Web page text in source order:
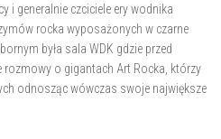
i generalnie czciciele ery wodnika
rocka wyposażonych w czarne
była sala WDK gdzie przed
rozmowy o gigantach Art Rocka, którzy
odnosząc wówczas swoje największe